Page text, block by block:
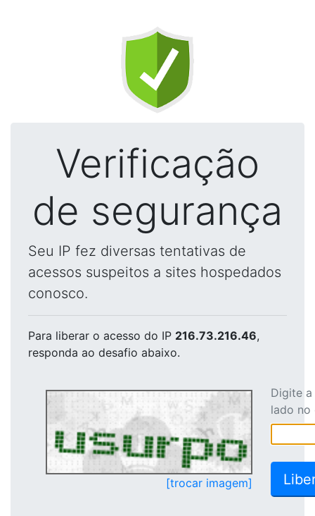
Verificação
de segurança
Seu IP fez diversas tentativas de
acessos suspeitos a sites hospedados
conosco.
Para liberar o acesso do IP 216.73.216.46,
responda ao desafio abaixo.
[trocar imagem]
Digite
lado no